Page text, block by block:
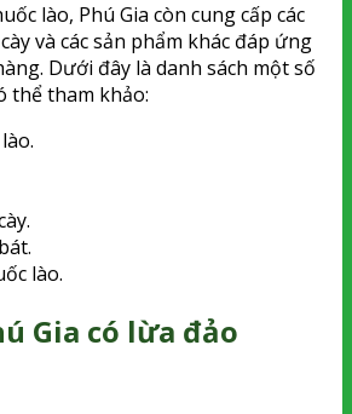
lào, Phú Gia còn cung cấp các
và các sản phẩm khác đáp ứng
Dưới đây là danh sách một số
thể tham khảo:
lào.
Gia có lừa đảo